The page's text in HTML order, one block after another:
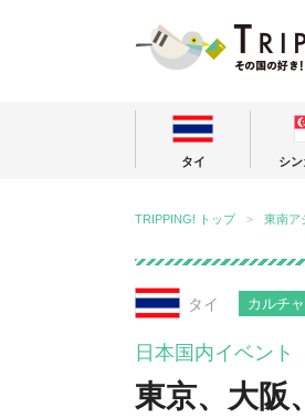
タイ シ
TRIPPING! トップ 東南ア
タイ カルチ
日本国内イベント
東京、大阪